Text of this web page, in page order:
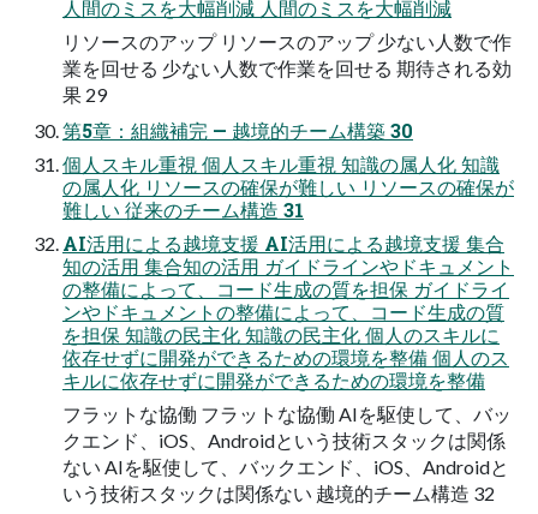
人間のミスを大幅削減 人間のミスを大幅削減
リソースのアップ リソースのアップ 少ない人数で作
業を回せる 少ない人数で作業を回せる 期待される効
果 29
第5章：組織補完 — 越境的チーム構築 30
個人スキル重視 個人スキル重視 知識の属人化 知識
の属人化 リソースの確保が難しい リソースの確保が
難しい 従来のチーム構造 31
AI活用による越境支援 AI活用による越境支援 集合
知の活用 集合知の活用 ガイドラインやドキュメント
の整備によって、コード生成の質を担保 ガイドライ
ンやドキュメントの整備によって、コード生成の質
を担保 知識の民主化 知識の民主化 個人のスキルに
依存せずに開発ができるための環境を整備 個人のス
キルに依存せずに開発ができるための環境を整備
フラットな協働 フラットな協働 AIを駆使して、バッ
クエンド、iOS、Androidという技術スタックは関係
ない AIを駆使して、バックエンド、iOS、Androidと
いう技術スタックは関係ない 越境的チーム構造 32